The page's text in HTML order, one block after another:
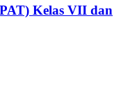
Kelas VII dan